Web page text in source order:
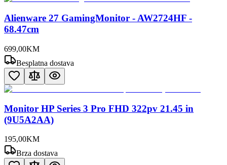
Alienware 27 GamingMonitor - AW2724HF -
68.47cm
699,00KM
Besplatna dostava
Monitor HP Series 3 Pro FHD 322pv 21.45 in
(9U5A2AA)
195,00KM
Brza dostava